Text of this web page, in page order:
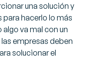
una solución y
hacerlo lo más
va mal con un
empresas deben
solucionar el